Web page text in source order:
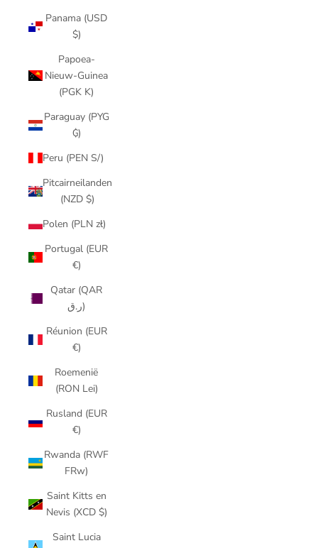
Panama (USD
$)
Papoea-
Nieuw-Guinea
(PGK K)
Paraguay (PYG
₲)
Peru (PEN S/)
Pitcairneilanden
(NZD $)
Polen (PLN zł)
Portugal (EUR
€)
Qatar (QAR
ر.ق)
Réunion (EUR
€)
Roemenië
(RON Lei)
Rusland (EUR
€)
Rwanda (RWF
FRw)
Saint Kitts en
Nevis (XCD $)
Saint Lucia